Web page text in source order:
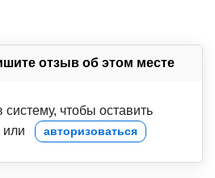
отзыв об этом месте
чтобы оставить
или авторизоваться